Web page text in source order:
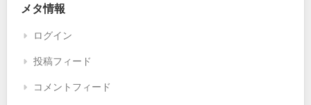
メタ情報
ログイン
投稿フィード
コメントフィード